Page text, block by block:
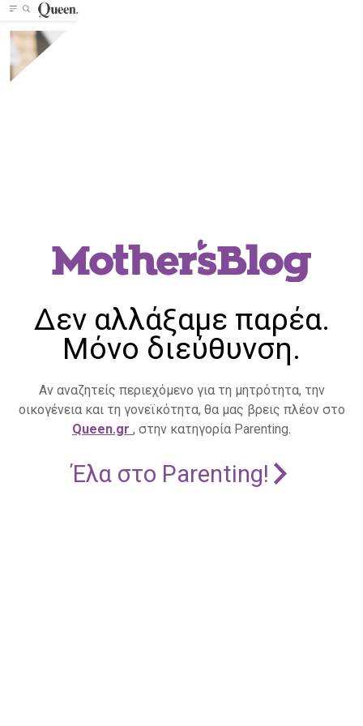
Δεν αλλάξαμε παρέα.
Μόνο διεύθυνση.
Αν αναζητείς περιεχόμενο για τη μητρότητα, την
οικογένεια και τη γονεϊκότητα, θα μας βρεις πλέον στο
Queen.gr , στην κατηγορία Parenting.
Έλα στο Parenting!